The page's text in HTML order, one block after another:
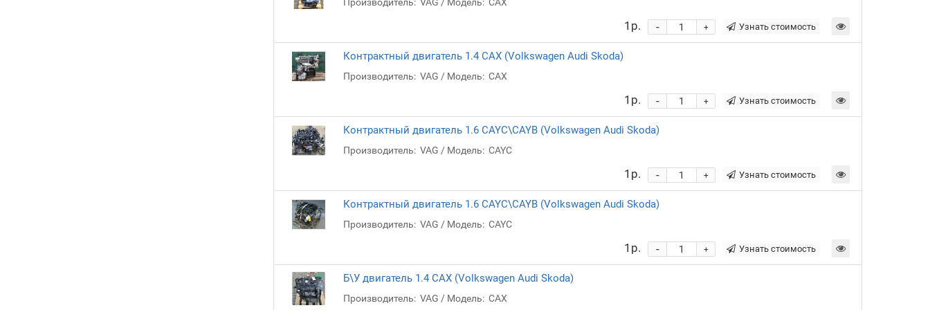
1р. +
- Узнать стоимость
Контрактный двигатель 1.4 CAX (Volkswagen Audi Skoda)
Производитель: VAG Модель: CAX
1р. +
- Узнать стоимость
Контрактный двигатель 1.6 CAYC\CAYB (Volkswagen Audi Skoda)
Производитель: VAG Модель: CAYC
1р. +
- Узнать стоимость
Контрактный двигатель 1.6 CAYC\CAYB (Volkswagen Audi Skoda)
Производитель: VAG Модель: CAYC
1р. +
- Узнать стоимость
Б\У двигатель 1.4 CAX (Volkswagen Audi Skoda)
Производитель: VAG Модель: CAX